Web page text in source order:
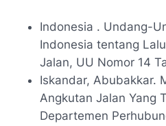
Indonesia . Undang-
Indonesia tentang
Jalan, UU Nomor 14
Iskandar, Abubakkar.
Angkutan Jalan Yang
Departemen